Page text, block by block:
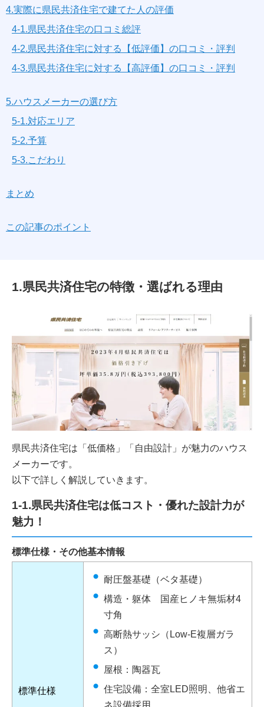
4.実際に県民共済住宅で建てた人の評価
4-1.県民共済住宅の口コミ総評
4-2.県民共済住宅に対する【低評価】の口コミ・評判
4-3.県民共済住宅に対する【高評価】の口コミ・評判
5.ハウスメーカーの選び方
5-1.対応エリア
5-2.予算
5-3.こだわり
まとめ
この記事のポイント
1.県民共済住宅の特徴・選ばれる理由
県民共済住宅は「低価格」「自由設計」が魅力のハウス
メーカーです。
以下で詳しく解説していきます。
1-1.県民共済住宅は低コスト・優れた設計力が
魅力！
標準仕様・その他基本情報
標準仕様
耐圧盤基礎（ベタ基礎）
構造・躯体 国産ヒノキ無垢材4
寸角
高断熱サッシ（Low-E複層ガラ
ス）
屋根：陶器瓦
住宅設備：全室LED照明、他省エ
ネ設備採用